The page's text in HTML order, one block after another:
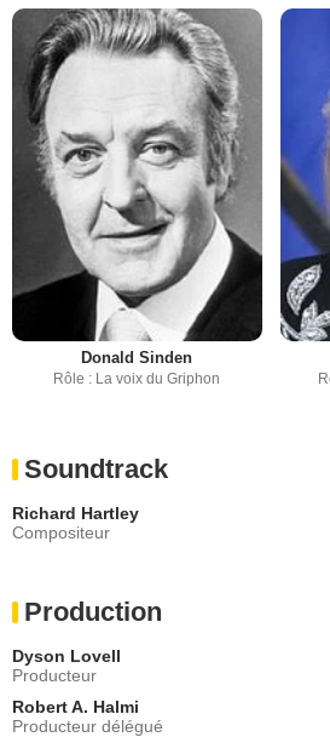
Donald Sinden
Rôle : La voix du Griphon
Soundtrack
Richard Hartley
Compositeur
Production
Dyson Lovell
Producteur
Robert A. Halmi
Producteur délégué